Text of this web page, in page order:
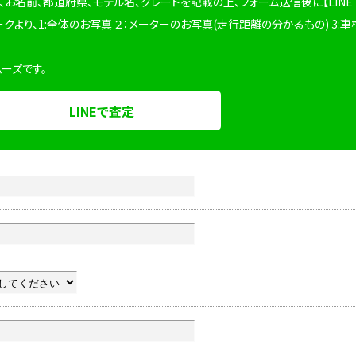
クより、1:全体のお写真 ２：メーターのお写真(走行距離の分かるもの) 3:車
ズです。
LINEで査定